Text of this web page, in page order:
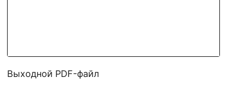
Выходной PDF-файл